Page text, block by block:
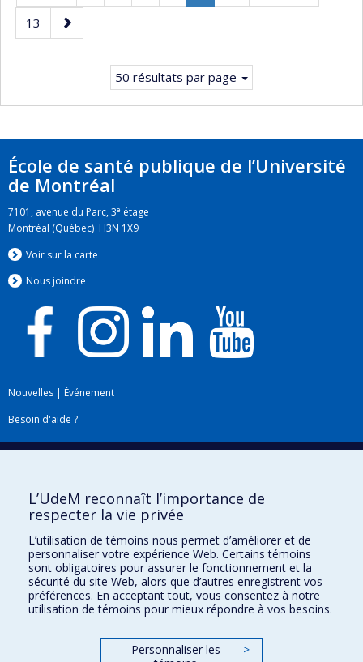
précédente
Page
Page
13
Page
suivante
50 résultats par page
École de santé publique de l’Université
de Montréal
7101, avenue du Parc, 3e étage
Montréal (Québec) H3N 1X9
Voir sur la carte
Nous joindre
Nouvelles | Événement
Besoin d'aide ?
Plan du site|Accessibilité
Téléchargez les logos de l'ESPUM
L’UdeM reconnaît l’importance de
respecter la vie privée
L’utilisation de témoins nous permet d’améliorer et de
personnaliser votre expérience Web. Certains témoins
sont obligatoires pour assurer le fonctionnement et la
sécurité du site Web, alors que d’autres enregistrent vos
préférences. En acceptant tout, vous consentez à notre
utilisation de témoins pour mieux répondre à vos besoins.
Personnaliser les
>